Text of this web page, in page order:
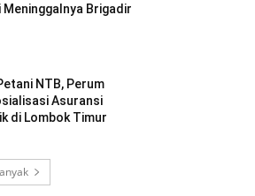
Brigadir
NTB, Perum
Asuransi
di Lombok Timur